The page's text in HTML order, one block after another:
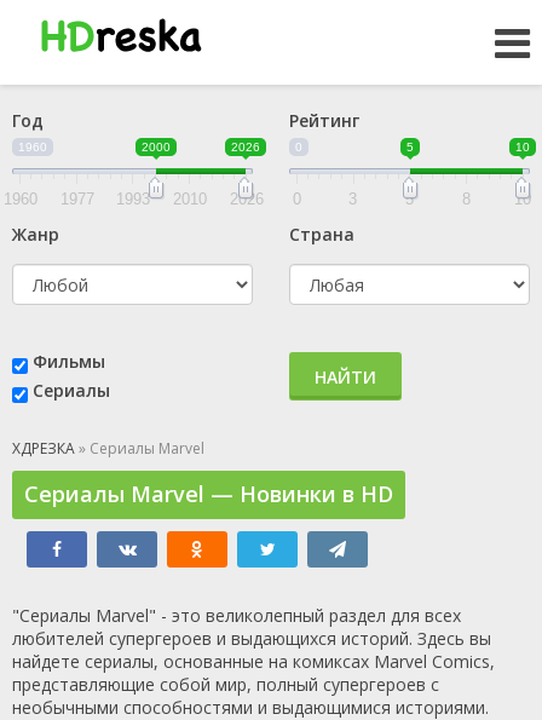
Год
1960 2000 2026
1960 1977 1993 2010 2026
Рейтинг
0 5 10
0 3 5 8 10
Жанр Страна
Фильмы
Сериалы
НАЙТИ
ХДРЕЗКА» Сериалы Marvel
Сериалы Marvel — Новинки в HD
"Сериалы Marvel" - это великолепный раздел для всех
любителей супергероев и выдающихся историй. Здесь вы
найдете сериалы, основанные на комиксах Marvel Comics,
представляющие собой мир, полный супергероев с
необычными способностями и выдающимися историями.